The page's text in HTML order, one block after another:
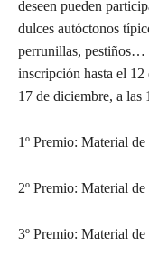
deseen pueden
dulces autóctonos
perrunillas, pestiños…
inscripción hasta el
17 de diciembre, a
1º Premio: Material de
2º Premio: Material de
3º Premio: Material de